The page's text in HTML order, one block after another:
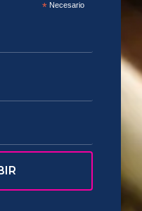
*Necesario